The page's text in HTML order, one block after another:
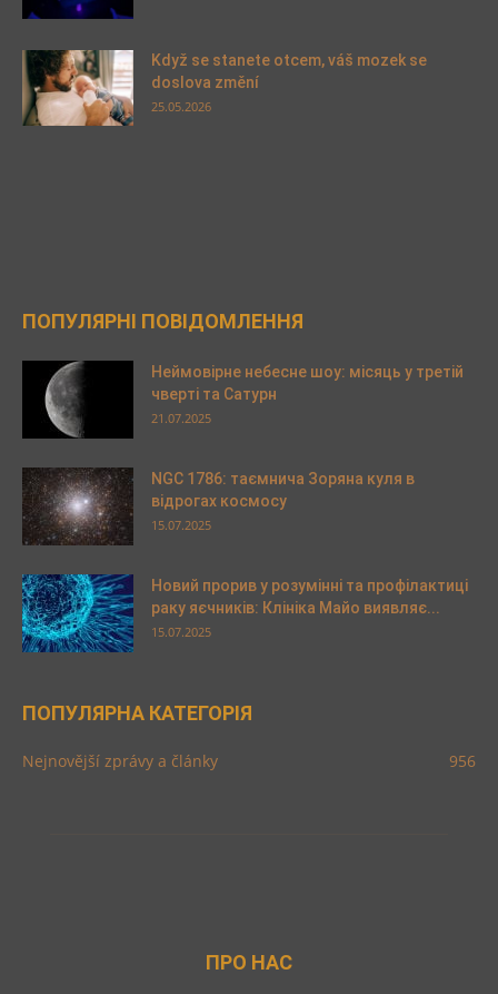
Když se stanete otcem, váš mozek se
doslova změní
25.05.2026
ПОПУЛЯРНІ ПОВІДОМЛЕННЯ
Неймовірне небесне шоу: місяць у третій
чверті та Сатурн
21.07.2025
NGC 1786: таємнича Зоряна куля в
відрогах космосу
15.07.2025
Новий прорив у розумінні та профілактиці
раку яєчників: Клініка Майо виявляє...
15.07.2025
ПОПУЛЯРНА КАТЕГОРІЯ
Nejnovější zprávy a články 956
ПРО НАС